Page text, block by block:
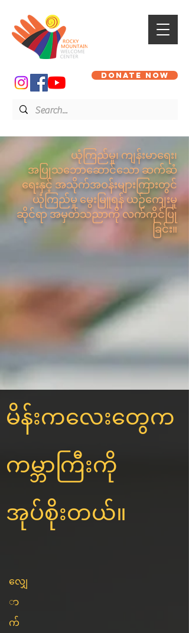
DONATE NOW
ယုံကြည်မှု၊ ကျန်းမာရေး၊
အပြုသဘောဆောင်သော ဆက်ဆံ
ရေးနှင့် အသိုက်အဝန်းများကြားတွင်
ယုံကြည်မှု မွေးမြူရန် ယဉ်ကျေးမှု
ဆိုင်ရာ အမှတ်သညာကို လက်ကိုင်ပြု
ခြင်း။
မိန်းကလေးတွေက
ကမ္ဘာကြီးကို
အုပ်စိုးတယ်။
လျှေ
ာ
က်